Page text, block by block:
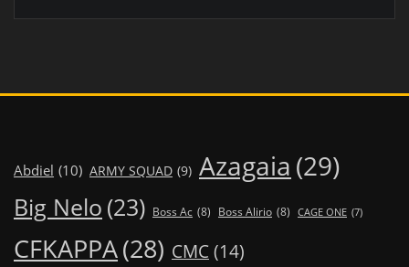
Abdiel (10) ARMY SQUAD (9) Azagaia (29)
Big Nelo (23) Boss Ac (8) Boss Alirio (8) CAGE ONE (7)
CFKAPPA(28) CMC (14)